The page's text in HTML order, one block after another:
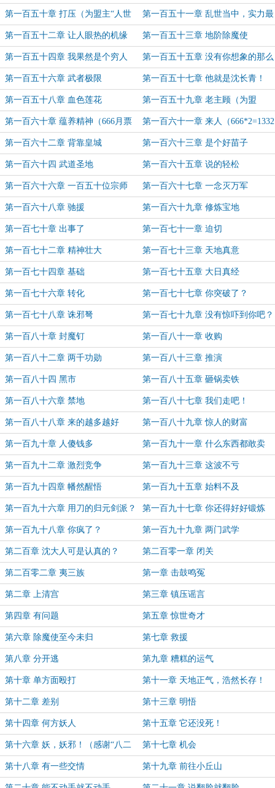
头！（为盟主“雨落红尘~云归处”加
更）
第一百五十章 打压（为盟主“人世
间007”加更）
第一百五十一章 乱世当中，实力最
重要
第一百五十二章 让人眼热的机缘 第一百五十三章 地阶除魔使
第一百五十四章 我果然是个穷人 第一百五十五章 没有你想象的那么
强
第一百五十六章 武者极限 第一百五十七章 他就是沈长青！
第一百五十八章 血色莲花 第一百五十九章 老主顾（为盟
主“翩翩_公子”加更）
第一百六十章 蕴养精神（666月票
加更）
第一百六十一章 来人（666*2=1332
月票加更）
第一百六十二章 背靠皇城 第一百六十三章 是个好苗子
第一百六十四 武道圣地 第一百六十五章 说的轻松
第一百六十六章 一百五十位宗师 第一百六十七章 一念灭万军
第一百六十八章 驰援 第一百六十九章 修炼宝地
第一百七十章 出事了 第一百七十一章 迫切
第一百七十二章 精神壮大 第一百七十三章 天地真意
第一百七十四章 基础 第一百七十五章 大日真经
第一百七十六章 转化 第一百七十七章 你突破了？
第一百七十八章 诛邪弩 第一百七十九章 没有惊吓到你吧？
第一百八十章 封魔钉 第一百八十一章 收购
第一百八十二章 两千功勋 第一百八十三章 推演
第一百八十四 黑市 第一百八十五章 砸锅卖铁
第一百八十六章 禁地 第一百八十七章 我们走吧！
第一百八十八章 来的越多越好 第一百八十九章 惊人的财富
第一百九十章 人傻钱多 第一百九十一章 什么东西都敢卖
第一百九十二章 激烈竞争 第一百九十三章 这波不亏
第一百九十四章 幡然醒悟 第一百九十五章 始料不及
第一百九十六章 用刀的归元剑派？ 第一百九十七章 你还得好好锻炼
第一百九十八章 你疯了？ 第一百九十九章 两门武学
第二百章 沈大人可是认真的？ 第二百零一章 闭关
第二百零二章 夷三族 第一章 击鼓鸣冤
第二章 上清宫 第三章 镇压谣言
第四章 有问题 第五章 惊世奇才
第六章 除魔使至今未归 第七章 救援
第八章 分开逃 第九章 糟糕的运气
第十章 单方面殴打 第十一章 天地正气，浩然长存！
第十二章 差别 第十三章 明悟
第十四章 何方妖人 第十五章 它还没死！
第十六章 妖，妖邪！（感谢“八二
年老司机”盟主打赏）
第十七章 机会
第十八章 有一些交情 第十九章 前往小丘山